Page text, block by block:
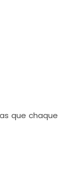
que chaque